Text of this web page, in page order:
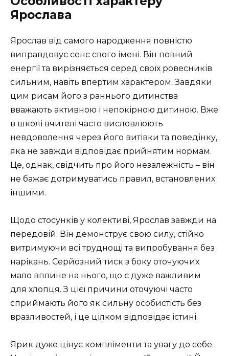
Ярослава
Ярослав від самого народження повністю
виправдовує сенс свого імені. Він повний
енергії та вирізняється серед своїх ровесників
сильним, навіть впертим характером. Завдяки
цим рисам його з раннього дитинства
вважають активною і непокірною дитиною. Вже
в школі вчителі часто висловлюють
невдоволення через його витівки та поведінку,
яка не завжди відповідає прийнятим нормам.
Це, однак, свідчить про його незалежність – він
не бажає дотримуватись правил, встановлених
іншими.
Щодо стосунків у колективі, Ярослав завжди на
передовій. Він демонструє свою силу, стійко
витримуючи всі труднощі та випробування без
нарікань. Серйозний тиск з боку оточуючих
мало вплине на нього, що є дуже важливим
для хлопця. З цієї причини оточуючі часто
сприймають його як сильну особистість без
вразливостей, і це цілком відповідає істині.
Ярик дуже цінує компліменти та увагу до себе.